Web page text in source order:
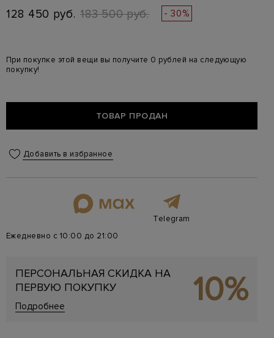
128 450 руб. 183 500 руб. - 30%
При покупке этой вещи вы получите 0 рублей на следующую
покупку!
ТОВАР ПРОДАН
Добавить в избранное
Telegram
Ежедневно с 10:00 до 21:00
ПЕРСОНАЛЬНАЯ СКИДКА НА
ПЕРВУЮ ПОКУПКУ
Подробнее 10%